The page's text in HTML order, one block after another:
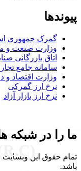
پیوندها
گمرک جمهوری
وزارت صنعت و
اتاق بازرگانی
سامانه جامع
وزارت اقتصاد و
نرخ ارز گمرکی
نرخ ارز بازار آزاد
ما را در شبکه
تمام حقوق این وبسایت
باشد.